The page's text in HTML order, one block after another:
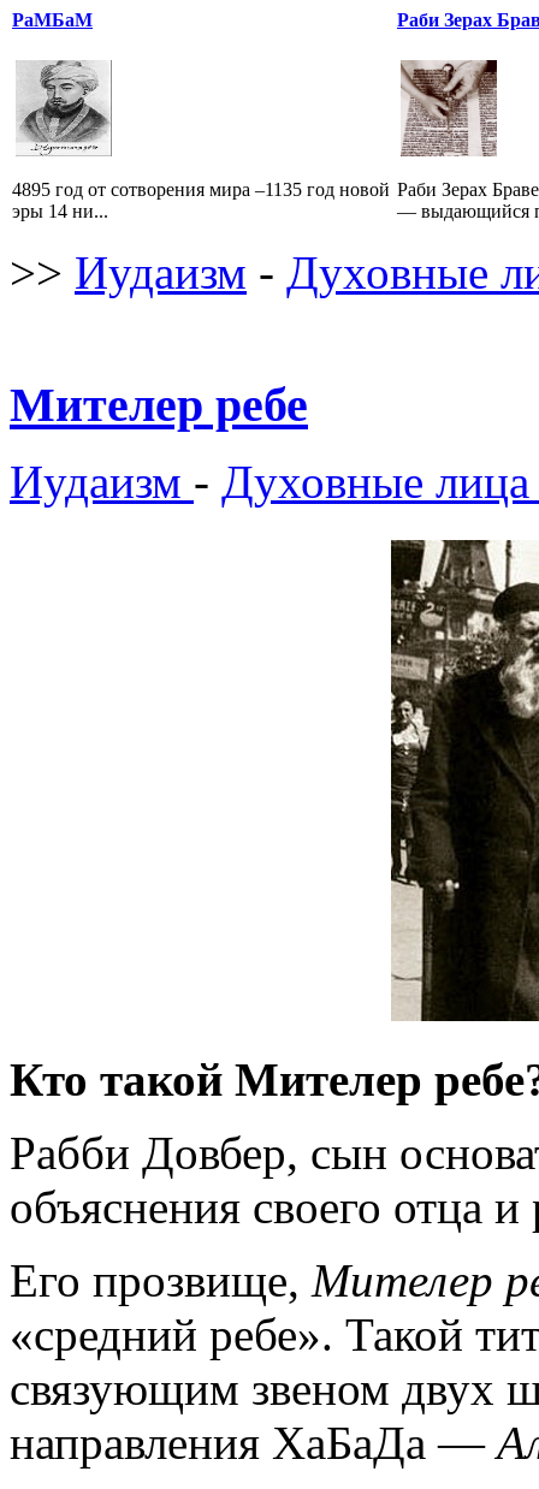
РаМБаМ
4895 год от сотворения мира –1135 год новой
эры 14 ни...
Раби Зерах
Раби Зерах
— выдающийся
>> Иудаизм - Духовные
Мителер ребе
Иудаизм - Духовные
Кто такой Мителер
Рабби Довбер, сын
объяснения своего отца
Его прозвище, Мителер
«средний ребе». Такой
связующим звеном двух
направления ХаБаДа —